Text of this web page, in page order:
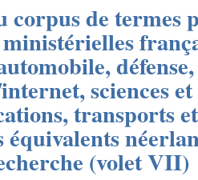
corpus de termes
sciences
transports
équivalents
(volet VII)